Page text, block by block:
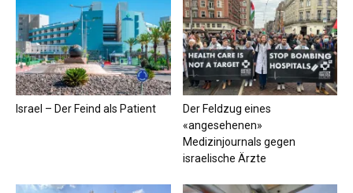
Israel – Der Feind als Patient
Der Feldzug eines
«angesehenen»
Medizinjournals gegen
israelische Ärzte